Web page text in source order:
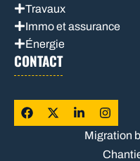
Travaux
Immo et assurance
Énergie
CONTACT
Migration